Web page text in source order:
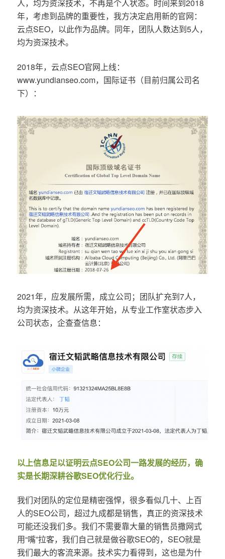
人，均为资深技术，不再是个人状态。时间来到2018
年，考虑到品牌的重要性，我方决定启用新的官网：
云点SEO，以此作为品牌。同年，团队人数达到5人，
均为资深技术。
2018年，云点SEO官网上线：
www.yundianseo.com，国际证书（目前归属公司名
下）：
2021年，应发展所需，成立公司；团队扩充到7人，
均为资深技术。从这年开始，从专业工作室状态步入
公司状态，企查查信息：
以上信息足以证明云点SEO公司一路发展的经历，确
实是长期深耕谷歌SEO优化行业。
我们对团队的定位是精密强悍，很多看似几十、上百
人的SEO公司，超过九成都是销售，真正的资深技术
可能还没我们多。我们不需要靠大量的销售员撒网式
用“嘴”拉客，我们自己就是做谷歌SEO的，SEO就是
我们最大的客流来源。技术实力看得到，这也是为什